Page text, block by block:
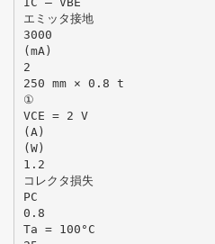
エミッタ接地
3000
(mA)
2
250 mm × 0.8 t
①
VCE = 2 V
(A)
(W)
1.2
コレクタ損失
PC
0.8
Ta = 100°C